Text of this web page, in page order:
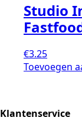
Studio
€3.25
Toevoegen
Klantenservice